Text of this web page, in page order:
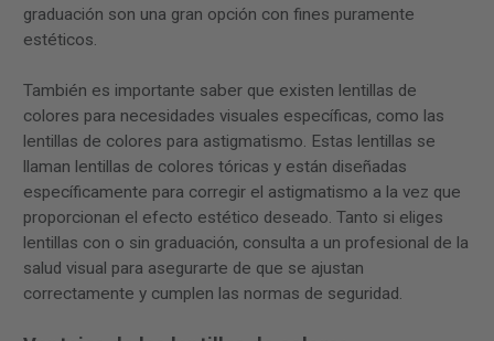
graduación son una gran opción con fines puramente
estéticos.
También es importante saber que existen lentillas de
colores para necesidades visuales específicas, como las
lentillas de colores para astigmatismo. Estas lentillas se
llaman lentillas de colores tóricas y están diseñadas
específicamente para corregir el astigmatismo a la vez que
proporcionan el efecto estético deseado. Tanto si eliges
lentillas con o sin graduación, consulta a un profesional de la
salud visual para asegurarte de que se ajustan
correctamente y cumplen las normas de seguridad.